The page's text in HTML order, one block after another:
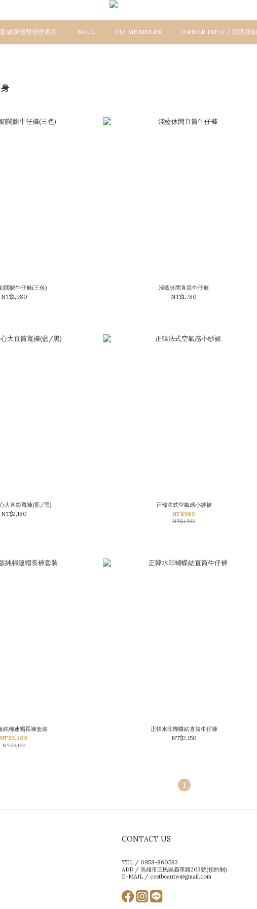
健康體態管理產品 SALE VIP MEMBERS ORDER INFO / 訂購須知
闊腿牛仔褲(三色)
NT$1,980
淺藍休閒直筒牛仔褲
NT$1,780
大直筒寬褲(藍/黑)
NT$2,180
正韓法式空氣感小紗裙
NT$980
NT$1,580
純棉連帽長褲套裝
NT$2,500
NT$3,180
正韓水印蝴蝶結直筒牛仔褲
NT$2,150
1
CONTACT US
TEL / 0958-860583
ADD / 高雄市三民區義華路203號(預約制)
E-MAIL / cestbeautw@gmail.com